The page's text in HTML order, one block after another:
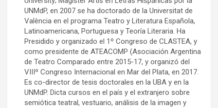
UNMdP, en 2007 se ha doctorado de la Universitat de
València en el programa Teatro y Literatura Española,
Latinoamericana, Portuguesa y Teoría Literaria. Ha
Presidido y organizado el 1º Congreso de CLASTEA, y
como presidente de ATEACOMP (Asociación Argentina
de Teatro Comparado entre 2015-17, y organizó del
VIIIº Congreso Internacional en Mar del Plata, en 2017.
Es co-director de tesis doctorales en la UBA y en la
UNMdP. Dicta cursos en el país y el extranjero sobre
semiótica teatral, vestuario, análisis de la imagen y